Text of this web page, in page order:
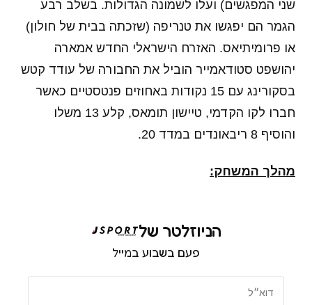
שני המפגשים) ועלו לשמונה הגדולות. בשלב רבע
הגמר הם יפגשו את טנריפה (שזכתה בבית של חולון)
או פרומיתיאס. האזרח הישראלי החדש אמארה
יהושפט סטודאמייר הוביל את החבורה של עודד קטש
בסקורינג עם 15 נקודות באחוזים פנטסטיים כאשר
חברו לקו הקדמי, טיישון תומאס, קלע 13 משלו
והוסיף 8 ריבאונדים במדד 20.
מהלך המשחק:
הניוזלטר של
פעם בשבוע במייל